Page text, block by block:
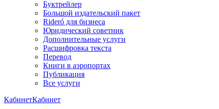
Буктрейлер
Большой издательский пакет
Rideró для бизнеса
Юридический советник
Дополнительные услуги
Расшифровка текста
Перевод
Книги в аэропортах
Публикация
Все услуги
КабинетКабинет